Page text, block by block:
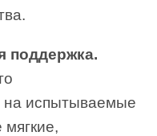
поддержка.
на испытываемые